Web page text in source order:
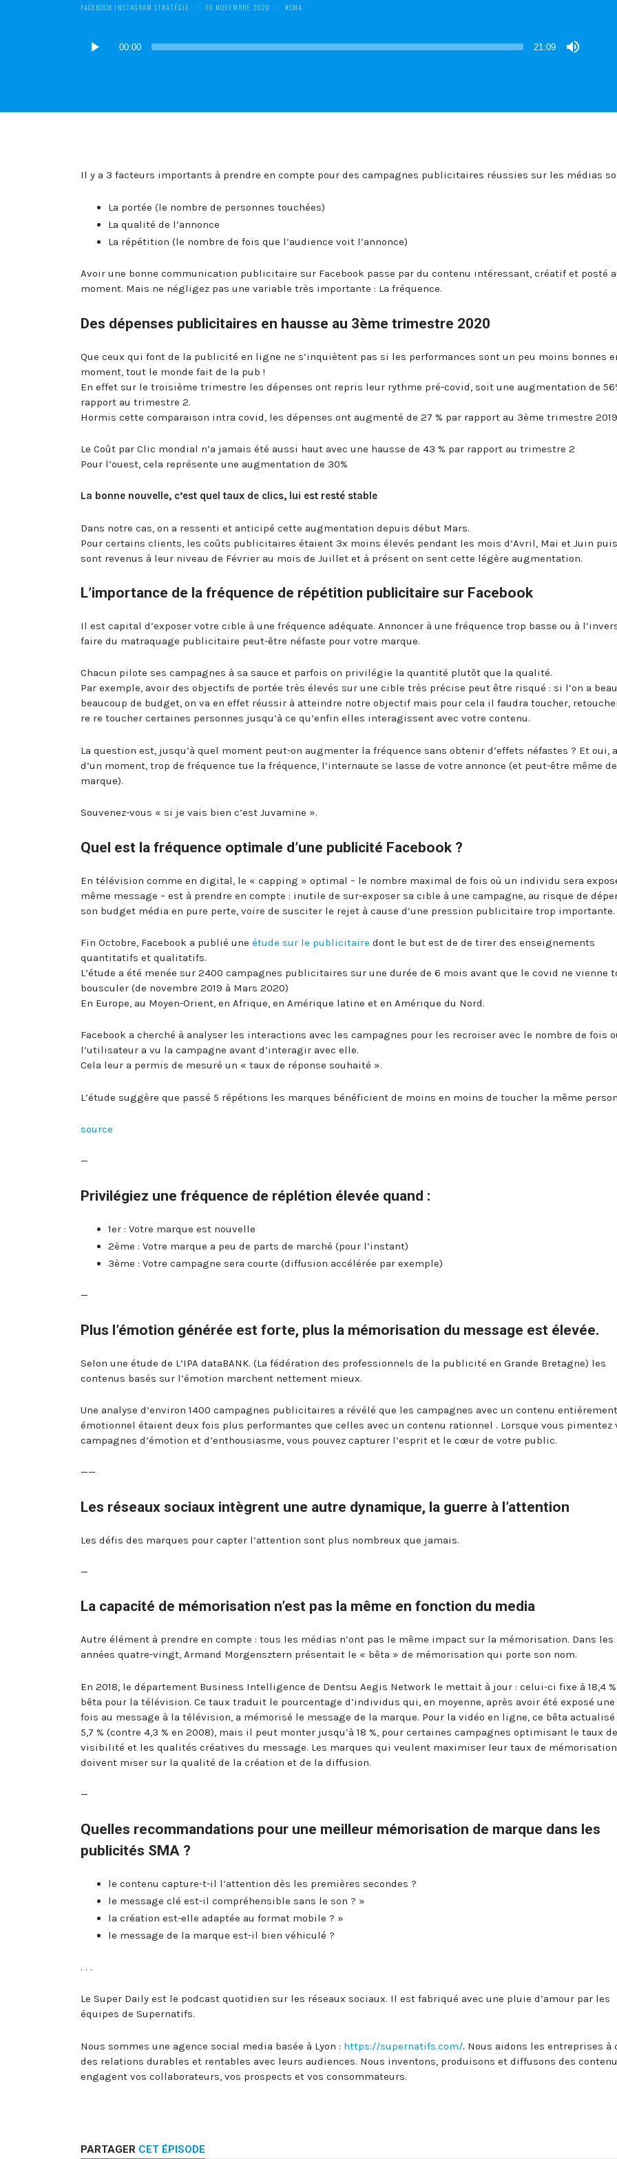
POSTED
FACEBOOK INSTAGRAM STRATÉGIE
POSTED
10 NOVEMBRE 2020
POSTED
SMA
Lecteur
audio
00:00 21:09
Il y a 3 facteurs importants à prendre en compte pour des campagnes publicitaires réussies sur les médias
La portée (le nombre de personnes touchées)
La qualité de l’annonce
La répétition (le nombre de fois que l’audience voit l’annonce)
Avoir une bonne communication publicitaire sur Facebook passe par du contenu intéressant, créatif et posté
moment. Mais ne négligez pas une variable très importante : La fréquence.
Des dépenses publicitaires en hausse au 3ème trimestre 2020
Que ceux qui font de la publicité en ligne ne s’inquiètent pas si les performances sont un peu moins bonnes
moment, tout le monde fait de la pub !
En effet sur le troisième trimestre les dépenses ont repris leur rythme pré-covid, soit une augmentation de
rapport au trimestre 2.
Hormis cette comparaison intra covid, les dépenses ont augmenté de 27 % par rapport au 3ème trimestre 2019
Le Coût par Clic mondial n’a jamais été aussi haut avec une hausse de 43 % par rapport au trimestre 2
Pour l’ouest, cela représente une augmentation de 30%
La bonne nouvelle, c’est quel taux de clics, lui est resté stable
Dans notre cas, on a ressenti et anticipé cette augmentation depuis début Mars.
Pour certains clients, les coûts publicitaires étaient 3x moins élevés pendant les mois d’Avril, Mai et Juin
sont revenus à leur niveau de Février au mois de Juillet et à présent on sent cette légère augmentation.
L’importance de la fréquence de répétition publicitaire sur Facebook
Il est capital d’exposer votre cible à une fréquence adéquate. Annoncer à une fréquence trop basse ou à
faire du matraquage publicitaire peut-être néfaste pour votre marque.
Chacun pilote ses campagnes à sa sauce et parfois on privilégie la quantité plutôt que la qualité.
Par exemple, avoir des objectifs de portée très élevés sur une cible très précise peut être risqué : si l’on a
beaucoup de budget, on va en effet réussir à atteindre notre objectif mais pour cela il faudra toucher,
re re toucher certaines personnes jusqu’à ce qu’enfin elles interagissent avec votre contenu.
La question est, jusqu’à quel moment peut-on augmenter la fréquence sans obtenir d’effets néfastes ? Et oui,
d’un moment, trop de fréquence tue la fréquence, l’internaute se lasse de votre annonce (et peut-être même
marque).
Souvenez-vous « si je vais bien c’est Juvamine ».
Quel est la fréquence optimale d’une publicité Facebook ?
En télévision comme en digital, le « capping » optimal – le nombre maximal de fois où un individu sera
même message – est à prendre en compte : inutile de sur-exposer sa cible à une campagne, au risque de
son budget média en pure perte, voire de susciter le rejet à cause d’une pression publicitaire trop importante.
Fin Octobre, Facebook a publié une étude sur le publicitaire dont le but est de de tirer des enseignements
quantitatifs et qualitatifs.
L’étude a été menée sur 2400 campagnes publicitaires sur une durée de 6 mois avant que le covid ne vienne
bousculer (de novembre 2019 à Mars 2020)
En Europe, au Moyen-Orient, en Afrique, en Amérique latine et en Amérique du Nord.
Facebook a cherché à analyser les interactions avec les campagnes pour les recroiser avec le nombre de fois
l’utilisateur a vu la campagne avant d’interagir avec elle.
Cela leur a permis de mesuré un « taux de réponse souhaité ».
L’étude suggère que passé 5 répétions les marques bénéficient de moins en moins de toucher la même
source
—
Privilégiez une fréquence de réplétion élevée quand :
1er : Votre marque est nouvelle
2ème : Votre marque a peu de parts de marché (pour l’instant)
3ème : Votre campagne sera courte (diffusion accélérée par exemple)
—
Plus l’émotion générée est forte, plus la mémorisation du message est élevée.
Selon une étude de L’IPA dataBANK. (La fédération des professionnels de la publicité en Grande Bretagne) les
contenus basés sur l’émotion marchent nettement mieux.
Une analyse d’environ 1400 campagnes publicitaires a révélé que les campagnes avec un contenu entièrement
émotionnel étaient deux fois plus performantes que celles avec un contenu rationnel . Lorsque vous pimentez
campagnes d’émotion et d’enthousiasme, vous pouvez capturer l’esprit et le cœur de votre public.
——
Les réseaux sociaux intègrent une autre dynamique, la guerre à l’attention
Les défis des marques pour capter l’attention sont plus nombreux que jamais.
—
La capacité de mémorisation n’est pas la même en fonction du media
Autre élément à prendre en compte : tous les médias n’ont pas le même impact sur la mémorisation. Dans les
années quatre-vingt, Armand Morgensztern présentait le « bêta » de mémorisation qui porte son nom.
En 2018, le département Business Intelligence de Dentsu Aegis Network le mettait à jour : celui-ci fixe à 18,4
bêta pour la télévision. Ce taux traduit le pourcentage d’individus qui, en moyenne, après avoir été exposé une
fois au message à la télévision, a mémorisé le message de la marque. Pour la vidéo en ligne, ce bêta actualisé
5,7 % (contre 4,3 % en 2008), mais il peut monter jusqu’à 18 %, pour certaines campagnes optimisant le taux de
visibilité et les qualités créatives du message. Les marques qui veulent maximiser leur taux de mémorisation
doivent miser sur la qualité de la création et de la diffusion.
—
Quelles recommandations pour une meilleur mémorisation de marque dans les
publicités SMA ?
le contenu capture-t-il l’attention dès les premières secondes ?
le message clé est-il compréhensible sans le son ? »
la création est-elle adaptée au format mobile ? »
le message de la marque est-il bien véhiculé ?
. . .
Le Super Daily est le podcast quotidien sur les réseaux sociaux. Il est fabriqué avec une pluie d’amour par les
équipes de Supernatifs.
Nous sommes une agence social media basée à Lyon : https://supernatifs.com/. Nous aidons les entreprises à
des relations durables et rentables avec leurs audiences. Nous inventons, produisons et diffusons des
engagent vos collaborateurs, vos prospects et vos consommateurs.
PARTAGER CET ÉPISODE